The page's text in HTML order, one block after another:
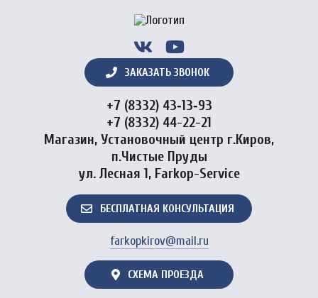
ЗАКАЗАТЬ ЗВОНОК
+7 (8332) 43‑13‑93
+7 (8332) 44-22-21
Магазин, Установочный центр г.Киров,
п.Чистые Пруды
ул. Лесная 1, Farkop-Service
БЕСПЛАТНАЯ КОНСУЛЬТАЦИЯ
farkopkirov@mail.ru
СХЕМА ПРОЕЗДА